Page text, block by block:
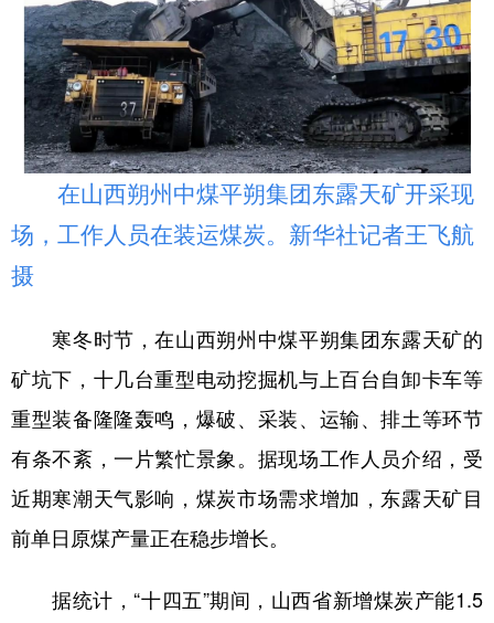
学术中国 乡村振兴 银龄 溯源中国
城市 旅游 能源 会展
彩票 娱乐 时尚 悦读
公益 一带一路 亚太网 上市公司
文化产业
地方频道
北京 天津 河北 山西
辽宁 吉林 上海 江苏
浙江 安徽 福建 江西
山东 河南 湖北 湖南
广东 广西 海南 重庆
陕西 甘肃 青海 宁夏
在山西朔州中煤平朔集团东露天矿开采现
场，工作人员在装运煤炭。新华社记者王飞航
摄
寒冬时节，在山西朔州中煤平朔集团东露天矿的
矿坑下，十几台重型电动挖掘机与上百台自卸卡车等
重型装备隆隆轰鸣，爆破、采装、运输、排土等环节
有条不紊，一片繁忙景象。据现场工作人员介绍，受
近期寒潮天气影响，煤炭市场需求增加，东露天矿目
前单日原煤产量正在稳步增长。
据统计，“十四五”期间，山西省新增煤炭产能1.5